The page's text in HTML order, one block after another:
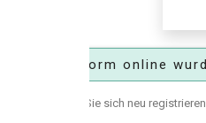
online wurde abgelöst
sich neu registrieren wollen, dann